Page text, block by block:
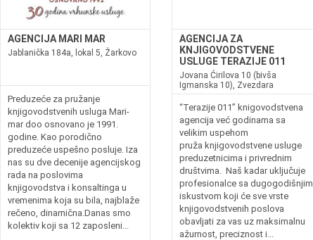
AGENCIJA MARI MAR
Jablanička 184a, lokal 5, Žarkovo
Preduzeće za pružanje
knjigovodstvenih usluga Mari-
mar doo osnovano je 1991.
godine. Kao porodično
preduzeće uspešno posluje. Iza
nas su dve decenije agencijskog
rada na poslovima
knjigovodstva i konsaltinga u
vremenima koja su bila, najblaže
rečeno, dinamična.Danas smo
kolektiv koji sa 12 zaposleni...
AGENCIJA ZA
KNJIGOVODSTVENE
USLUGE TERAZIJE 011
Jovana Ćirilova 10 (bivša
Igmanska 10), Zvezdara
“Terazije 011” knigovodstvena
agencija već godinama sa
velikim uspehom
pruža knjigovodstvene usluge
preduzetnicima i privrednim
društvima. Naš kadar uključuje
profesionalce sa dugogodišnjim
iskustvom koji će sve vrste
knjigovodstvenih poslova
obavljati za vas uz maksimalnu
ažurnost, preciznost i...